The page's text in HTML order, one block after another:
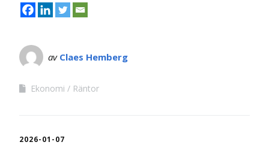
av Claes Hemberg
Ekonomi Räntor
2026-01-07